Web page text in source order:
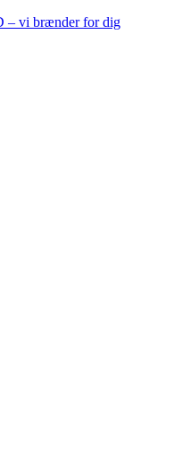
vi brænder for dig